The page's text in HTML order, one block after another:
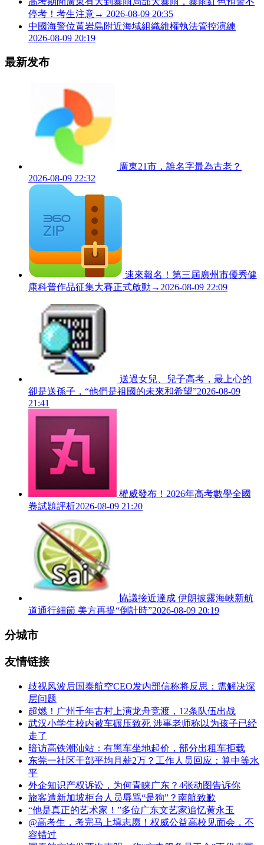
停考！考生注意→ 2026-08-09 20:35
中國海警位黃岩島附近海域組織維權執法管控演練
2026-08-09 20:19
最新发布
廣東21市，誰名字最為古老？
2026-08-09 22:32
速來報名！第三屆廣州市優秀健
康科普作品征集大賽正式啟動→ 2026-08-09 22:09
送過女兒、兒子高考，最上心的
卻是送孫子，“他們是祖國的未來和希望”2026-08-09
21:41
權威發布！2026年高考數學全國
卷試題評析2026-08-09 21:20
協議接近達成 伊朗披露海峽新航
道通行細節 美方再提“倒計時”2026-08-09 20:19
分城市
友情链接
歧视风波后国泰航空CEO发内部信称将反思：需解决深
层问题
超燃！广州千年古村上演龙舟竞渡，12条队伍出战
武汉小学生校内被车碾压致死 涉事老师称以为孩子已经
走了
暗访高铁潮汕站：有黑车坐地起价，部分出租车拒载
东莞一社区干部平均月薪2万？工作人员回应：算中等水
平
外企知识产权诉讼，为何青睐广东？4张动图告诉你
旅客遭新加坡柜台人员辱骂“是狗”？南航致歉
“他是真正的艺术家！”多位广东文艺家追忆黄永玉
@高考生，考完马上填志愿！权威公益高校见面会，不
容错过